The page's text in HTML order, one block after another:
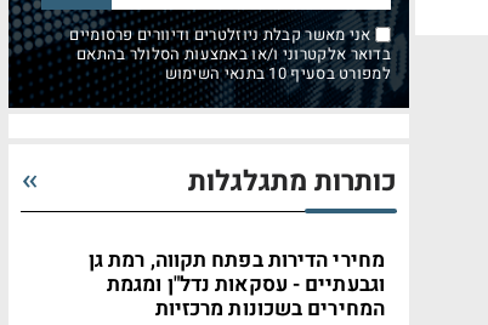
אני מאשר קבלת ניוזלטרים ודיוורים פרסומיים
בדואר אלקטרוני ו/או באמצעות הסלולר בהתאם
למפורט בסעיף 10 בתנאי השימוש
כותרות מתגלגלות
מחירי הדירות בפתח תקווה, רמת גן
וגבעתיים - עסקאות נדל"ן ומגמת
המחירים בשכונות מרכזיות